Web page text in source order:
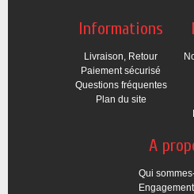
Informations
Livraison, Retour
Paiement sécurisé
Questions fréquentes
Plan du site
A
Qui